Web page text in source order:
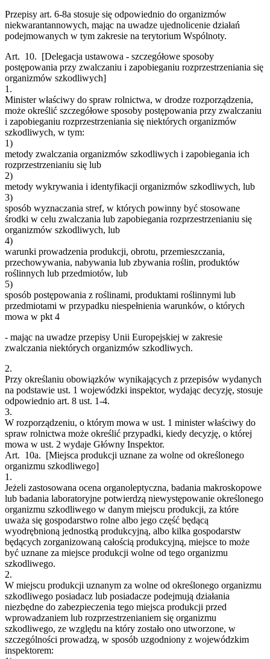
Przepisy art. 6-8a stosuje się odpowiednio do organizmów
niekwarantannowych, mając na uwadze ujednolicenie działań
podejmowanych w tym zakresie na terytorium Wspólnoty.
Art. 10. [Delegacja ustawowa - szczegółowe sposoby
postępowania przy zwalczaniu i zapobieganiu rozprzestrzeniania się
organizmów szkodliwych]
1.
Minister właściwy do spraw rolnictwa, w drodze rozporządzenia,
może określić szczegółowe sposoby postępowania przy zwalczaniu
i zapobieganiu rozprzestrzeniania się niektórych organizmów
szkodliwych, w tym:
1)
metody zwalczania organizmów szkodliwych i zapobiegania ich
rozprzestrzenianiu się lub
2)
metody wykrywania i identyfikacji organizmów szkodliwych, lub
3)
sposób wyznaczania stref, w których powinny być stosowane
środki w celu zwalczania lub zapobiegania rozprzestrzenianiu się
organizmów szkodliwych, lub
4)
warunki prowadzenia produkcji, obrotu, przemieszczania,
przechowywania, nabywania lub zbywania roślin, produktów
roślinnych lub przedmiotów, lub
5)
sposób postępowania z roślinami, produktami roślinnymi lub
przedmiotami w przypadku niespełnienia warunków, o których
mowa w pkt 4
- mając na uwadze przepisy Unii Europejskiej w zakresie
zwalczania niektórych organizmów szkodliwych.
2.
Przy określaniu obowiązków wynikających z przepisów wydanych
na podstawie ust. 1 wojewódzki inspektor, wydając decyzję, stosuje
odpowiednio art. 8 ust. 1-4.
3.
W rozporządzeniu, o którym mowa w ust. 1 minister właściwy do
spraw rolnictwa może określić przypadki, kiedy decyzję, o której
mowa w ust. 2 wydaje Główny Inspektor.
Art. 10a. [Miejsca produkcji uznane za wolne od określonego
organizmu szkodliwego]
1.
Jeżeli zastosowana ocena organoleptyczna, badania makroskopowe
lub badania laboratoryjne potwierdzą niewystępowanie określonego
organizmu szkodliwego w danym miejscu produkcji, za które
uważa się gospodarstwo rolne albo jego część będącą
wyodrębnioną jednostką produkcyjną, albo kilka gospodarstw
będących zorganizowaną całością produkcyjną, miejsce to może
być uznane za miejsce produkcji wolne od tego organizmu
szkodliwego.
2.
W miejscu produkcji uznanym za wolne od określonego organizmu
szkodliwego posiadacz lub posiadacze podejmują działania
niezbędne do zabezpieczenia tego miejsca produkcji przed
wprowadzaniem lub rozprzestrzenianiem się organizmu
szkodliwego, ze względu na który zostało ono utworzone, w
szczególności prowadzą, w sposób uzgodniony z wojewódzkim
inspektorem: